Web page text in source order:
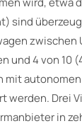
sind
zwischen
und 4 von 10
mit
werden. Drei
in